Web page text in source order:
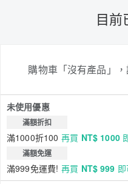
目前
購物車「沒有產品」，
未使用優惠
滿額折扣
滿1000折100 再買 NT$ 1000
滿額免運
滿999免運費! 再買 NT$ 999